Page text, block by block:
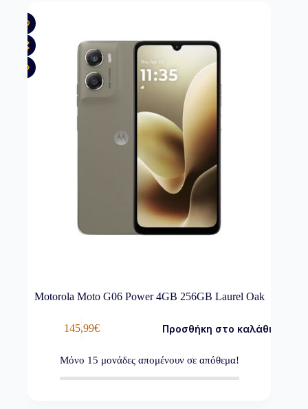
Motorola Moto G06 Power 4GB 256GB Laurel Oak
145,99€ Προσθήκη στο καλάθι
Μόνο 15 μονάδες απομένουν σε απόθεμα!